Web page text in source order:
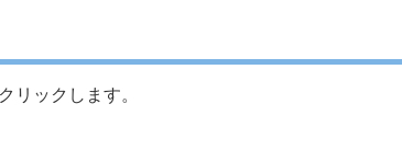
リックします。